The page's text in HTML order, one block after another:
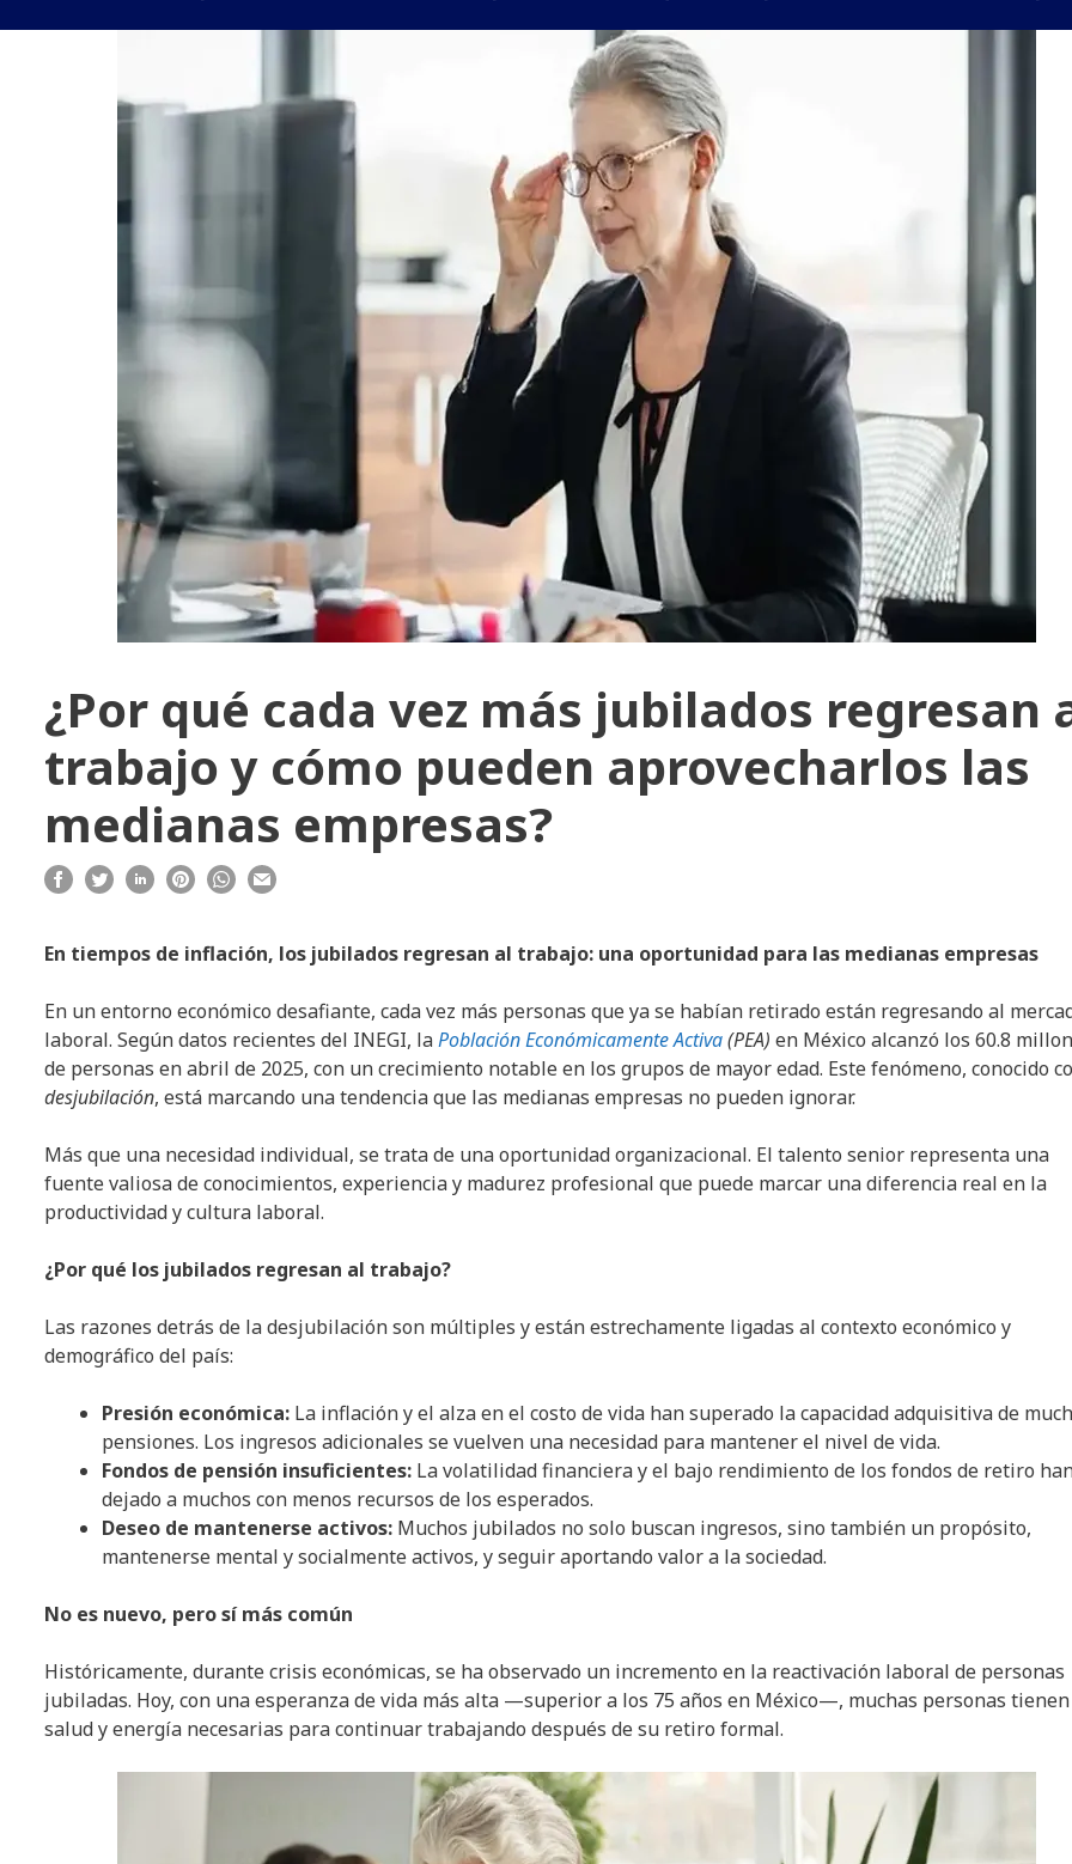
¿Por qué cada vez más jubilados regresan
trabajo y cómo pueden aprovecharlos las
medianas empresas?
En tiempos de inflación, los jubilados regresan al trabajo: una oportunidad para las medianas empresas
En un entorno económico desafiante, cada vez más personas que ya se habían retirado están regresando al
laboral. Según datos recientes del INEGI, laPoblación Económicamente Activa(PEA) en México alcanzó los 60.8
de personas en abril de 2025, con un crecimiento notable en los grupos de mayor edad. Este fenómeno, conocido
desjubilación, está marcando una tendencia que las medianas empresas no pueden ignorar.
Más que una necesidad individual, se trata de una oportunidad organizacional. El talento senior representa una
fuente valiosa de conocimientos, experiencia y madurez profesional que puede marcar una diferencia real en la
productividad y cultura laboral.
¿Por qué los jubilados regresan al trabajo?
Las razones detrás de la desjubilación son múltiples y están estrechamente ligadas al contexto económico y
demográfico del país:
Presión económica: La inflación y el alza en el costo de vida han superado la capacidad adquisitiva de
pensiones. Los ingresos adicionales se vuelven una necesidad para mantener el nivel de vida.
Fondos de pensión insuficientes: La volatilidad financiera y el bajo rendimiento de los fondos de retiro
dejado a muchos con menos recursos de los esperados.
Deseo de mantenerse activos: Muchos jubilados no solo buscan ingresos, sino también un propósito,
mantenerse mental y socialmente activos, y seguir aportando valor a la sociedad.
No es nuevo, pero sí más común
Históricamente, durante crisis económicas, se ha observado un incremento en la reactivación laboral de personas
jubiladas. Hoy, con una esperanza de vida más alta —superior a los 75 años en México—, muchas personas
salud y energía necesarias para continuar trabajando después de su retiro formal.